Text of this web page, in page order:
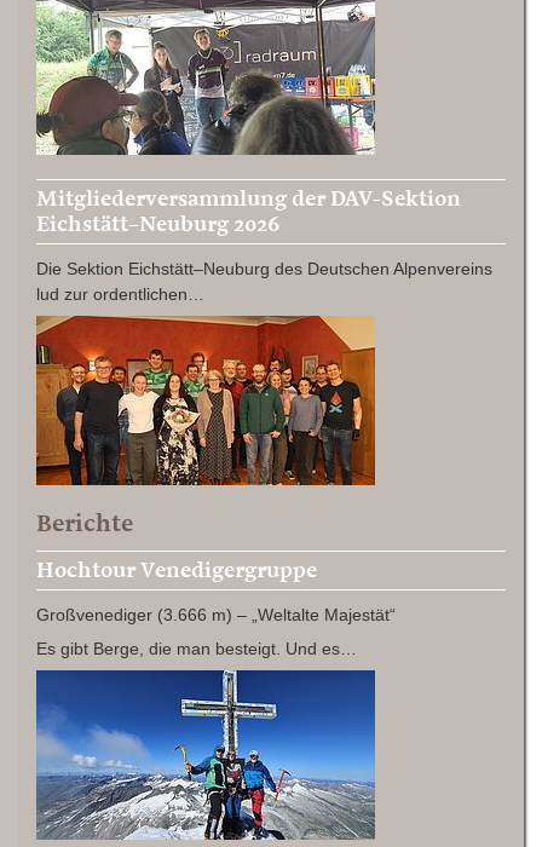
Mitgliederversammlung der DAV-Sektion
Eichstätt–Neuburg 2026
Die Sektion Eichstätt–Neuburg des Deutschen Alpenvereins
lud zur ordentlichen…
Berichte
Hochtour Venedigergruppe
Großvenediger (3.666 m) – „Weltalte Majestät“
Es gibt Berge, die man besteigt. Und es…